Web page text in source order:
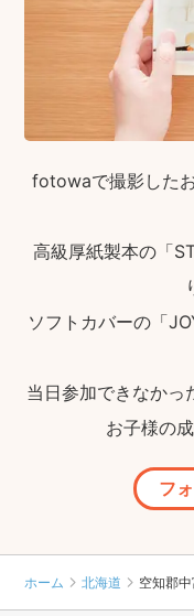
fotowaで撮影した
高級厚紙製本の「
ソフトカバーの「
当日参加できなかっ
お子様の
フ
ホーム 北海道 空知郡